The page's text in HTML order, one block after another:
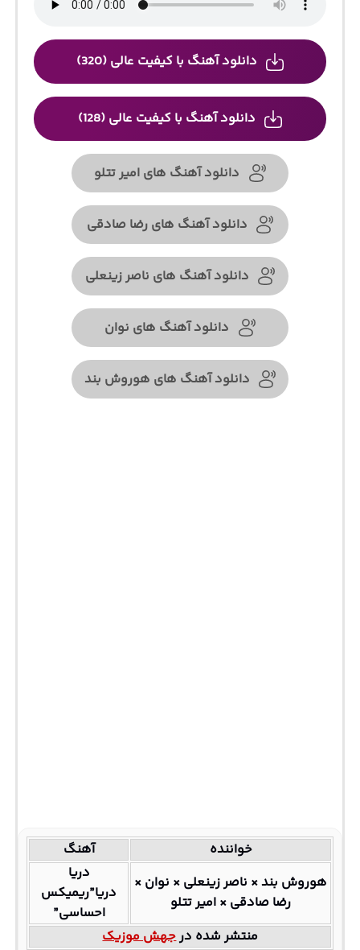
دانلود آهنگ با کیفیت عالی (320)
دانلود آهنگ با کیفیت عالی (128)
دانلود آهنگ های امیر تتلو
دانلود آهنگ های رضا صادقی
دانلود آهنگ های ناصر زینعلی
دانلود آهنگ های نوان
دانلود آهنگ های هوروش بند
خواننده
آهنگ
هوروش بند × ناصر زینعلی × نوان ×
رضا صادقی × امیر تتلو
دریا
دریا”ریمیکس
احساسی”
منتشر شده درجهش موزیک